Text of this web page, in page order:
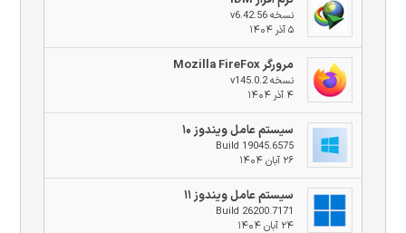
نسخه v6.42.56
۵ آذر ۱۴۰۴
مرورگر Mozilla FireFox
نسخه v145.0.2
۴ آذر ۱۴۰۴
سیستم عامل ویندوز ۱۰
Build 19045.6575
۲۶ آبان ۱۴۰۴
سیستم عامل ویندوز ۱۱
Build 26200.7171
۲۴ آبان ۱۴۰۴